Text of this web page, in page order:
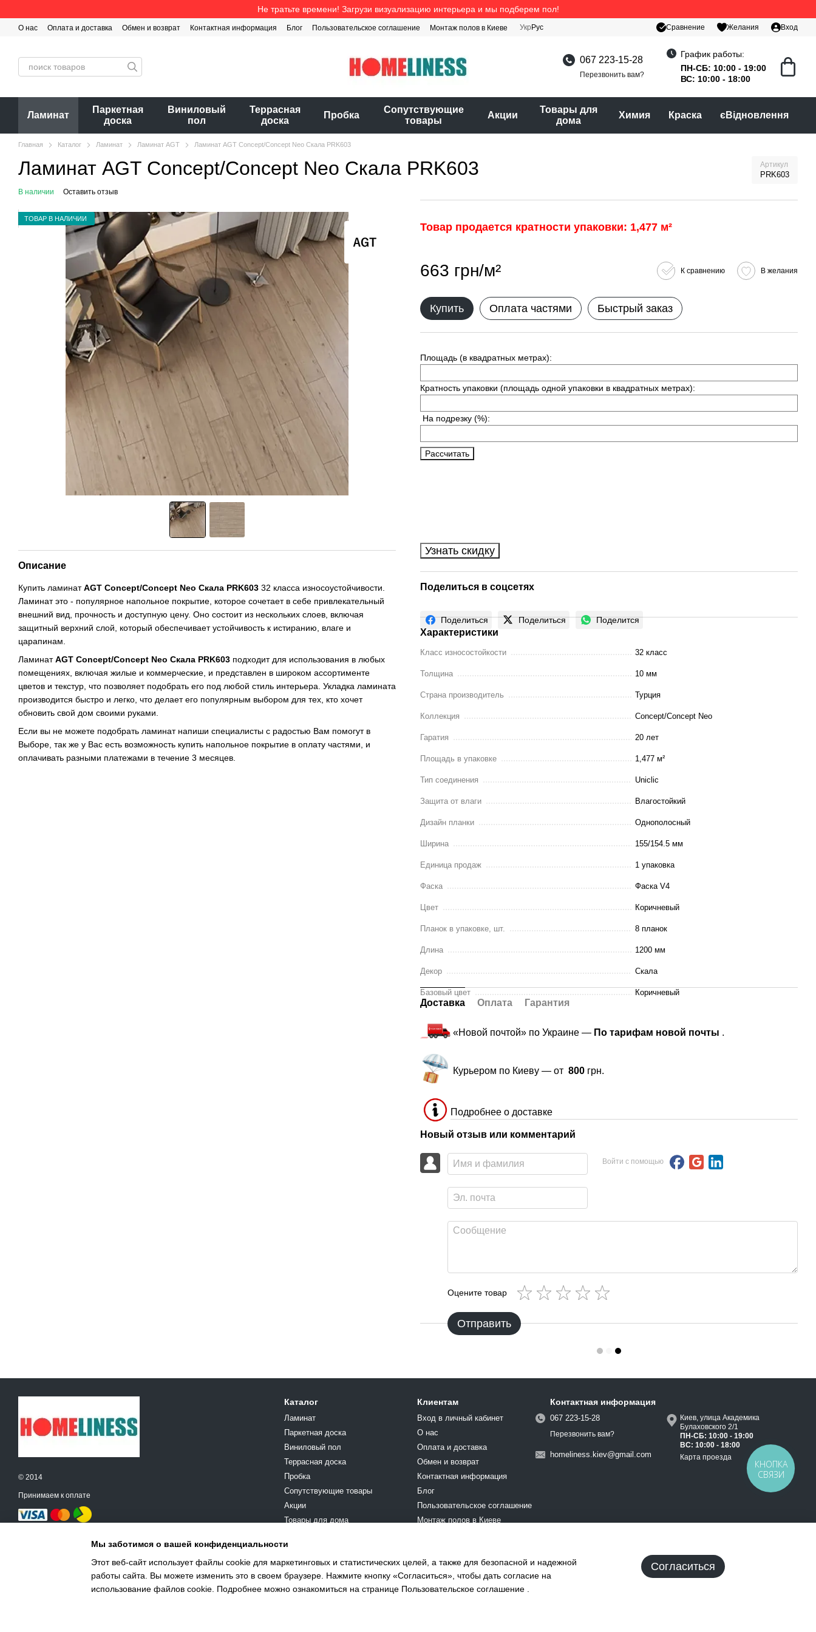
Не тратьте времени! Загрузи визуализацию интерьера и мы подберем пол!
О нас Оплата и доставка Обмен и возврат Контактная информация Блог Пользовательское соглашение Монтаж полов в Киеве Укр Рус Сравнение Желания Вход
067 223-15-28
Перезвонить вам?
График работы:
ПН-СБ: 10:00 - 19:00
ВС: 10:00 - 18:00
Ламинат
Паркетная
доска
Виниловый
пол
Террасная
доска
Пробка
Cопутствующие
товары
Акции
Товары для
дома
Химия Краска єВідновлення
Главная Каталог Ламинат Ламинат AGT Ламинат AGT Concept/Concept Neo Скала PRK603
Ламинат AGT Concept/Concept Neo Скала PRK603 Артикул
PRK603
В наличии Оставить отзыв
ТОВАР В НАЛИЧИИ
Описание
Купить ламинатAGT Concept/Concept Neo Скала PRK603 32 класса износоустойчивости.
Ламинат это - популярное напольное покрытие, которое сочетает в себе привлекательный
внешний вид, прочность и доступную цену. Оно состоит из нескольких слоев, включая
защитный верхний слой, который обеспечивает устойчивость к истиранию, влаге и
царапинам.
ЛаминатAGT Concept/Concept Neo Скала PRK603 подходит для использования в любых
помещениях, включая жилые и коммерческие, и представлен в широком ассортименте
цветов и текстур, что позволяет подобрать его под любой стиль интерьера. Укладка ламината
производится быстро и легко, что делает его популярным выбором для тех, кто хочет
обновить свой дом своими руками.
Если вы не можете подобрать ламинат напиши специалисты с радостью Вам помогут в
Выборе, так же у Вас есть возможность купить напольное покрытие в оплату частями, и
оплачивать разными платежами в течение 3 месяцев.
Товар продается кратности упаковки: 1,477 м²
663 грн/м² К сравнению В желания
Купить Оплата частями Быстрый заказ
Площадь (в квадратных метрах):
Кратность упаковки (площадь одной упаковки в квадратных метрах):
На подрезку (%):
Рассчитать
Узнать скидку
Поделиться в соцсетях
Поделиться Поделиться Поделится
Характеристики
Класс износостойкости 32 класс
Толщина 10 мм
Страна производитель Турция
Коллекция Concept/Concept Neo
Гаратия 20 лет
Площадь в упаковке 1,477 м²
Тип соединения Uniclic
Защита от влаги Влагостойкий
Дизайн планки Однополосный
Ширина 155/154.5 мм
Единица продаж 1 упаковка
Фаска Фаска V4
Цвет Коричневый
Планок в упаковке, шт. 8 планок
Длина 1200 мм
Декор Скала
Базовый цвет Коричневый
Доставка Оплата Гарантия
«Новой почтой» по Украине — По тарифам новой почты .
Курьером по Киеву — от 800 грн.
Подробнее о доставке
Новый отзыв или комментарий
Войти с помощью
Оцените товар
Отправить
© 2014
Принимаем к оплате
Мобильная версия
Каталог
Ламинат
Паркетная доска
Виниловый пол
Террасная доска
Пробка
Cопутствующие товары
Акции
Товары для дома
Краска
єВідновлення
Клиентам
Вход в личный кабинет
О нас
Оплата и доставка
Обмен и возврат
Контактная информация
Блог
Пользовательское соглашение
Монтаж полов в Киеве
Контактная информация
067 223-15-28
Перезвонить вам?
homeliness.kiev@gmail.com
Киев, улица Академика
Булаховского 2/1
ПН-СБ: 10:00 - 19:00
ВС: 10:00 - 18:00
Карта проезда
Мы заботимся о вашей конфиденциальности
Этот веб-сайт использует файлы cookie для маркетинговых и статистических целей, а также для безопасной и надежной
работы сайта. Вы можете изменить это в своем браузере. Нажмите кнопку «Согласиться», чтобы дать согласие на
использование файлов cookie. Подробнее можно ознакомиться на странице Пользовательское соглашение
Согласиться
КНОПКА
СВЯЗИ